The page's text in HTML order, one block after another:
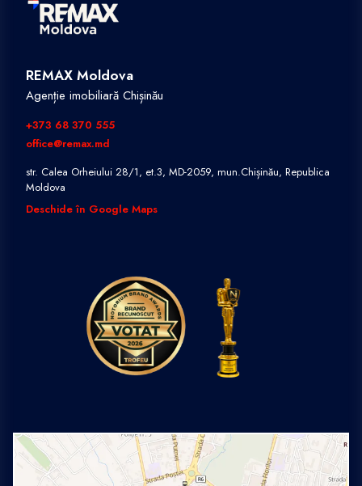
REMAX Moldova
Agenție imobiliară Chișinău
+373 68 370 555
office@remax.md
str. Calea Orheiului 28/1, et.3, MD-2059, mun.Chișinău, Republica
Moldova
Deschide în Google Maps